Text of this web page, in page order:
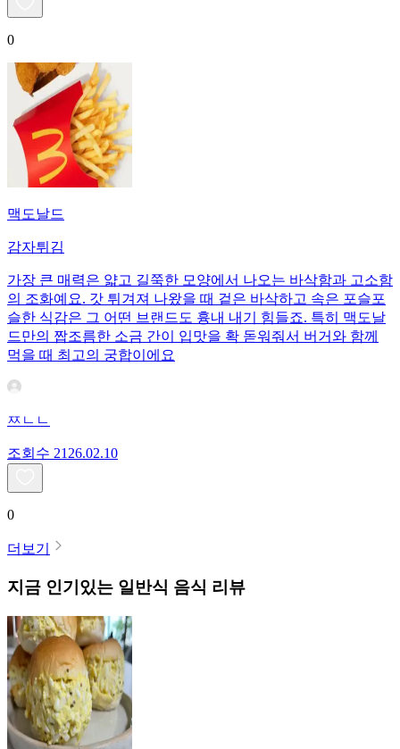
0
맥도날드
감자튀김
​가장 큰 매력은 얇고 길쭉한 모양에서 나오는 바삭함과 고소함
의 조화예요. 갓 튀겨져 나왔을 때 겉은 바삭하고 속은 포슬포
슬한 식감은 그 어떤 브랜드도 흉내 내기 힘들죠. 특히 맥도날
드만의 짭조름한 소금 간이 입맛을 확 돋워줘서 버거와 함께
먹을 때 최고의 궁합이에요
ㅉㄴㄴ
조회수 21 26.02.10
0
더보기
지금 인기있는 일반식 음식 리뷰